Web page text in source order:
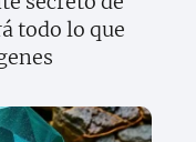
todo lo que